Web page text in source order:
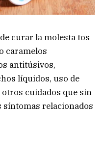
curar la molesta tos
caramelos
antitúsivos,
líquidos, uso de
cuidados que sin
relacionados